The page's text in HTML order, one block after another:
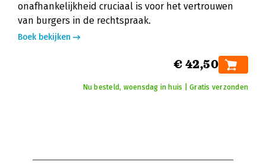
onafhankelijkheid cruciaal is voor het vertrouwen
van burgers in de rechtspraak.
Boek bekijken
€ 42,50
Nu besteld, woensdag in huis | Gratis verzonden